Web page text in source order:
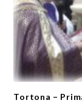
Tortona –